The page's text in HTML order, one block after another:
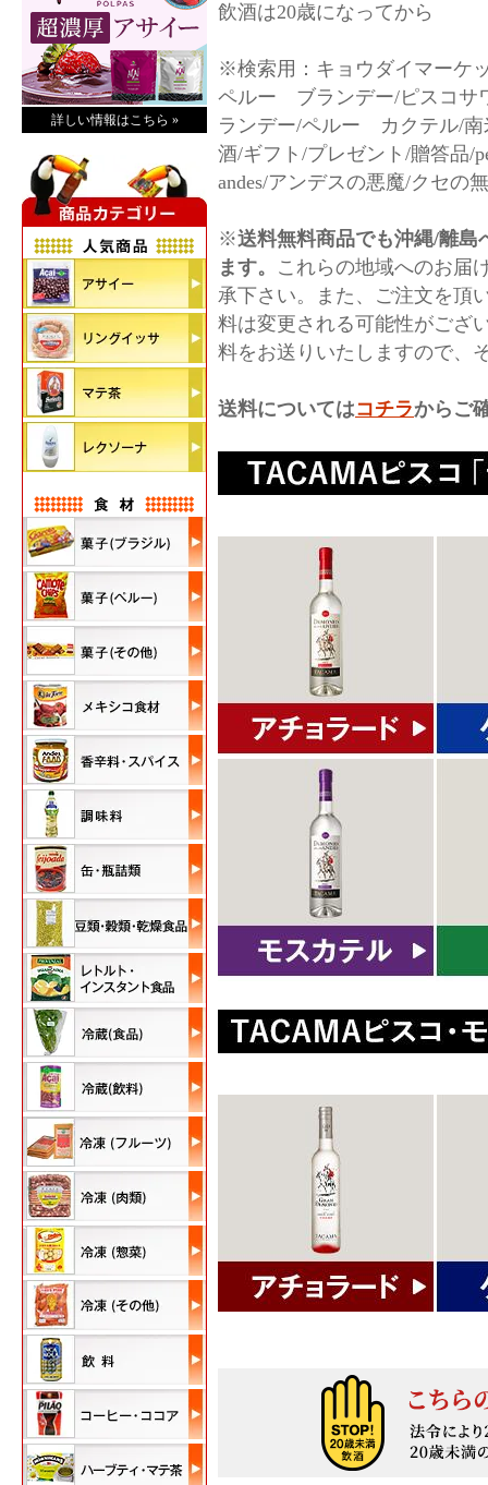
詳しい情報はこちら »
飲酒は20歳になってから
※検索用：キョウダイマーケ
ペルー ブランデー/ピスコサ
ランデー/ペルー カクテル/
酒/ギフト/プレゼント/贈答品/
andes/アンデスの悪魔/クセの
※送料無料商品でも沖縄/離島
ます。 これらの地域へのお届
承下さい。また、ご注文を頂
料は変更される可能性がござ
料をお送りいたしますので、
送料についてはコチラからご